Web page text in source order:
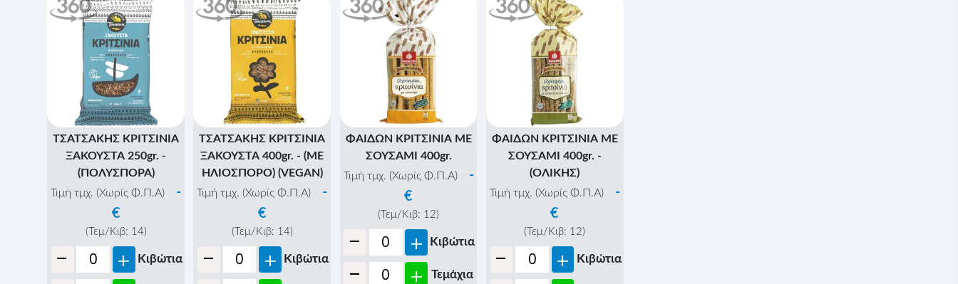
ΤΣΑΤΣΑΚΗΣ ΚΡΙΤΣΙΝΙΑ
ΞΑΚΟΥΣΤΑ 250gr. -
(ΠΟΛΥΣΠΟΡΑ)
Τιμή τμχ. (Χωρίς Φ.Π.Α)
-
€
(Τεμ/Κιβ: 14)
- + Κιβώτια
ΤΣΑΤΣΑΚΗΣ ΚΡΙΤΣΙΝΙΑ
ΞΑΚΟΥΣΤΑ 400gr. - (ΜΕ
ΗΛΙΟΣΠΟΡΟ) (VEGAN)
Τιμή τμχ. (Χωρίς Φ.Π.Α)
-
€
(Τεμ/Κιβ: 14)
- + Κιβώτια
ΦΑΙΔΩΝ ΚΡΙΤΣΙΝΙΑ ΜΕ
ΣΟΥΣΑΜΙ 400gr.
Τιμή τμχ. (Χωρίς Φ.Π.Α)
-
€
(Τεμ/Κιβ: 12)
- + Κιβώτια
- + Τεμάχια
ΦΑΙΔΩΝ ΚΡΙΤΣΙΝΙΑ ΜΕ
ΣΟΥΣΑΜΙ 400gr. -
(ΟΛΙΚΗΣ)
Τιμή τμχ. (Χωρίς Φ.Π.Α)
-
€
(Τεμ/Κιβ: 12)
- + Κιβώτια